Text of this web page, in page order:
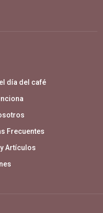
día del café
Frecuentes
Artículos